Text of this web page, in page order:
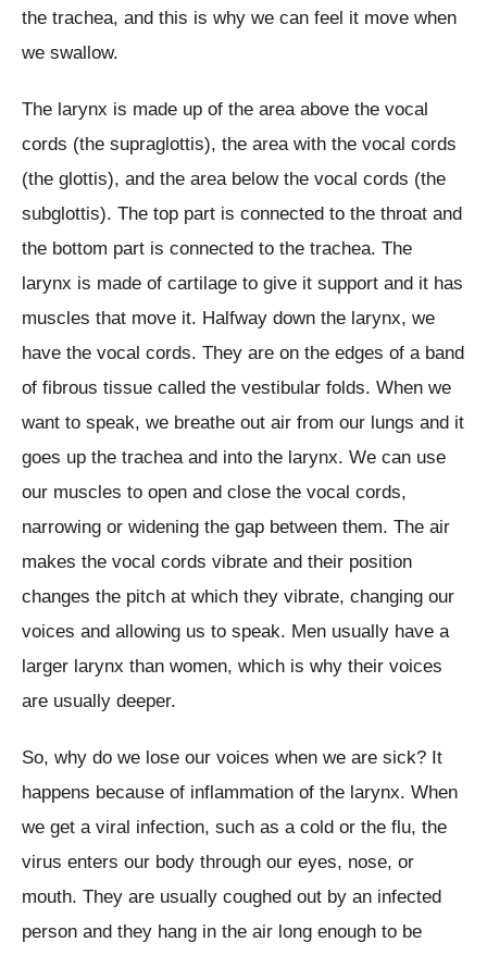
the trachea, and this is why we can feel it move when
we swallow.
The larynx is made up of the area above the vocal
cords (the supraglottis), the area with the vocal cords
(the glottis), and the area below the vocal cords (the
subglottis). The top part is connected to the throat and
the bottom part is connected to the trachea. The
larynx is made of cartilage to give it support and it has
muscles that move it. Halfway down the larynx, we
have the vocal cords. They are on the edges of a band
of fibrous tissue called the vestibular folds. When we
want to speak, we breathe out air from our lungs and it
goes up the trachea and into the larynx. We can use
our muscles to open and close the vocal cords,
narrowing or widening the gap between them. The air
makes the vocal cords vibrate and their position
changes the pitch at which they vibrate, changing our
voices and allowing us to speak. Men usually have a
larger larynx than women, which is why their voices
are usually deeper.
So, why do we lose our voices when we are sick? It
happens because of inflammation of the larynx. When
we get a viral infection, such as a cold or the flu, the
virus enters our body through our eyes, nose, or
mouth. They are usually coughed out by an infected
person and they hang in the air long enough to be